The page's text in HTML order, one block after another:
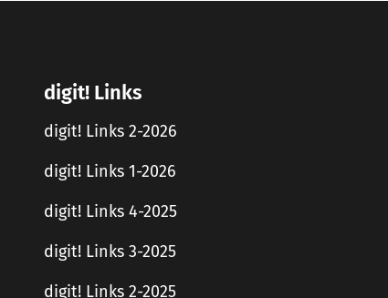
digit! Links
digit! Links 2-2026
digit! Links 1-2026
digit! Links 4-2025
digit! Links 3-2025
digit! Links 2-2025